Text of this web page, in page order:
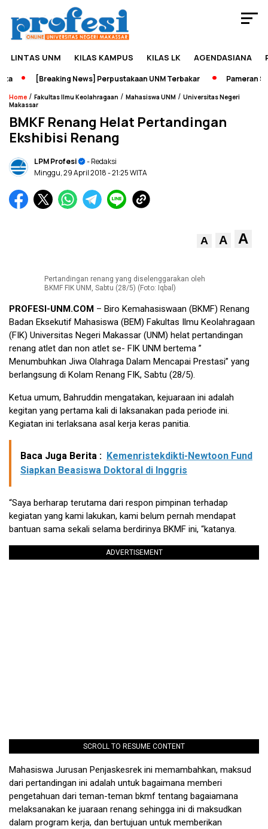
LINTAS UNM KILAS KAMPUS KILAS LK AGENDASIANA
[Breaking News] Perpustakaan UNM Terbakar Pameran
Home / Fakultas Ilmu Keolahragaan / Mahasiswa UNM / Universitas Negeri
Makassar
BMKF Renang Helat Pertandingan
Ekshibisi Renang
LPM Profesi
- Redaksi
Minggu, 29 April 2018- 21:25 WITA
A A A
Pertandingan renang yang diselenggarakan oleh
BKMF FIK UNM, Sabtu (28/5) (Foto: Iqbal)
PROFESI-UNM.COM – Biro Kemahasiswaan (BKMF) Renang
Badan Eksekutif Mahasiswa (BEM) Fakultas Ilmu Keolahragaan
(FIK) Universitas Negeri Makassar (UNM) helat pertandingan
renang atlet dan non atlet se- FIK UNM bertema ”
Menumbuhkan Jiwa Olahraga Dalam Mencapai Prestasi” yang
berlangsung di Kolam Renang FIK, Sabtu (28/5).
Ketua umum, Bahruddin mengatakan, kejuaraan ini adalah
kegitan yang pertama kali di laksanakan pada periode ini.
Kegiatan ini terlaksana asal kerja keras panitia.
Baca Juga Berita : Kemenristekdikti-Newtoon Fund
Siapkan Beasiswa Doktoral di Inggris
“Saya berharap terutama dari respon pimpinan terhadap
kegiatan yang kami lakukan, kami belum pernah mendapat
bantuan sama sekali selama berdirinya BKMF ini, “katanya.
ADVERTISEMENT
SCROLL TO RESUME CONTENT
Mahasiswa Jurusan Penjaskesrek ini memambahkan, maksud
dari pertandingan ini adalah untuk bagaimana memberi
pengetahuan dari teman-teman bkmf tentang bagaiamana
melaksanakan ke juaraan renang sehingga ini di maksudkan
dalam program kerja, dan bertujuan untuk memberikan